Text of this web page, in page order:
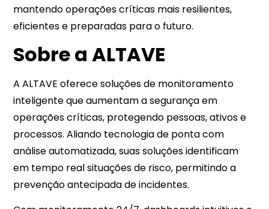
mantendo operações críticas mais resilientes,
eficientes e preparadas para o futuro.
Sobre a ALTAVE
A ALTAVE oferece soluções de monitoramento
inteligente que aumentam a segurança em
operações críticas, protegendo pessoas, ativos e
processos. Aliando tecnologia de ponta com
análise automatizada, suas soluções identificam
em tempo real situações de risco, permitindo a
prevenção antecipada de incidentes.